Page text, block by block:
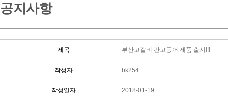
공지사항
제목 부산고갈비 간고등어 제품 출시!!!
작성자 bk254
작성일자 2018-01-19